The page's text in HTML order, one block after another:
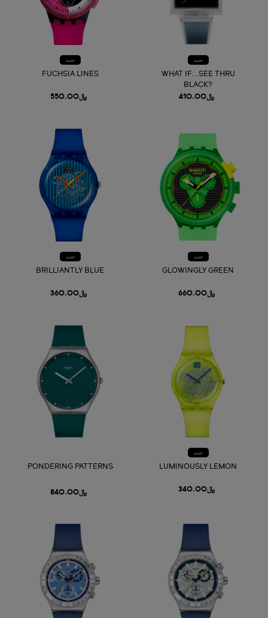
جديد
WHAT IF...SEE THRU
BLACK?
﷼410.00
جديد
FUCHSIA LINES
﷼550.00
جديد
GLOWINGLY GREEN
﷼660.00
جديد
BRILLIANTLY BLUE
﷼360.00
جديد
LUMINOUSLY LEMON
﷼340.00
PONDERING PATTERNS
﷼840.00